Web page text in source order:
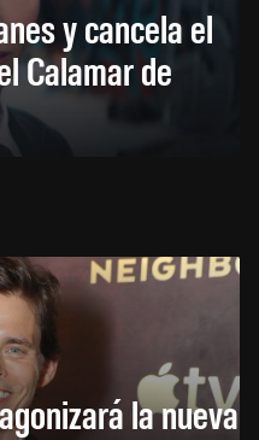
y cancela el
Calamar de
la nueva